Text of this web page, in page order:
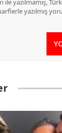
ile yazılmamış,
yazılmış